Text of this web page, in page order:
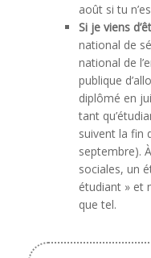
août si tu
Si je viens
national de
national de
publique
diplômé en
tant
suivent la fin
septembre).
sociales, un
étudiant » et
que tel.